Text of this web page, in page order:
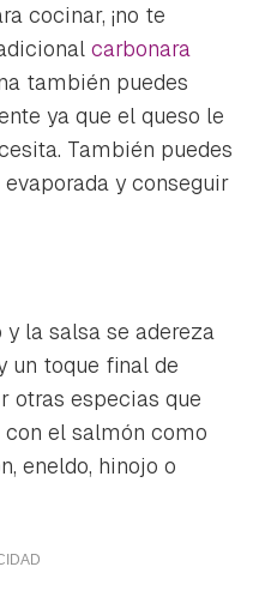
cocinar, ¡no te
carbonara
también puedes
ya que el queso le
También puedes
y conseguir
la salsa se adereza
un toque final de
otras especias que
el salmón como
eneldo, hinojo o